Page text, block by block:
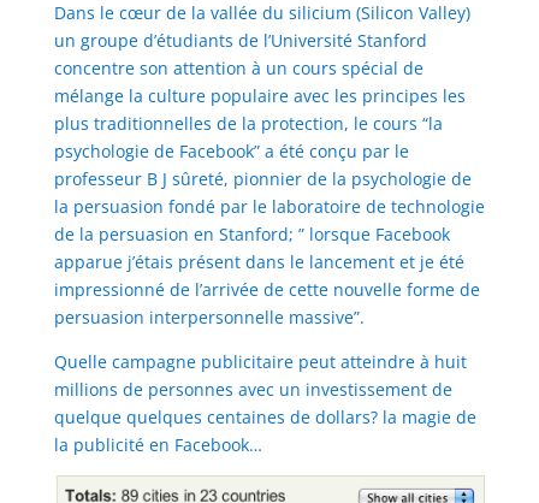
Dans le cœur de la vallée du silicium (Silicon Valley)
un groupe d’étudiants de l’Université Stanford
concentre son attention à un cours spécial de
mélange la culture populaire avec les principes les
plus traditionnelles de la protection, le cours “la
psychologie de Facebook” a été conçu par le
professeur B J sûreté, pionnier de la psychologie de
la persuasion fondé par le laboratoire de technologie
de la persuasion en Stanford; ” lorsque Facebook
apparue j’étais présent dans le lancement et je été
impressionné de l’arrivée de cette nouvelle forme de
persuasion interpersonnelle massive”.
Quelle campagne publicitaire peut atteindre à huit
millions de personnes avec un investissement de
quelque quelques centaines de dollars? la magie de
la publicité en Facebook…